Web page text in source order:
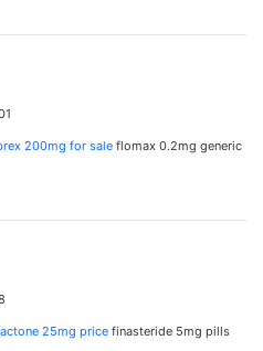
200mg for sale flomax 0.2mg generic
25mg price finasteride 5mg pills